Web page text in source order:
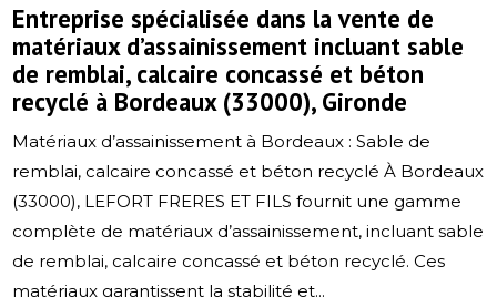
Entreprise spécialisée dans la vente de
matériaux d’assainissement incluant sable
de remblai, calcaire concassé et béton
recyclé à Bordeaux (33000), Gironde
Matériaux d’assainissement à Bordeaux : Sable de
remblai, calcaire concassé et béton recyclé À Bordeaux
(33000), LEFORT FRERES ET FILS fournit une gamme
complète de matériaux d’assainissement, incluant sable
de remblai, calcaire concassé et béton recyclé. Ces
matériaux garantissent la stabilité et...